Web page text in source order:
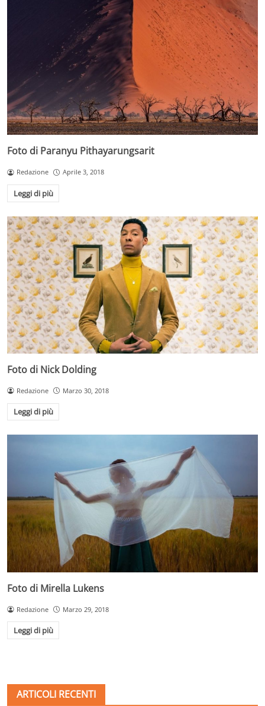
Foto di Paranyu Pithayarungsarit
Redazione Aprile 3, 2018
Leggi di più
Foto di Nick Dolding
Redazione Marzo 30, 2018
Leggi di più
Foto di Mirella Lukens
Redazione Marzo 29, 2018
Leggi di più
ARTICOLI RECENTI